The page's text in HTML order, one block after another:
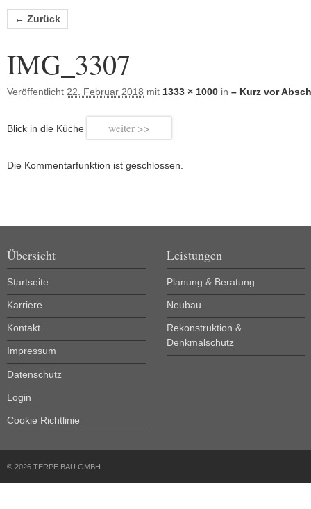
Bilder-Navigation
← Zurück
IMG_3307
Veröffentlicht 22. Februar 2018 mit 1333 × 1000 in – Kurz vor
Blick in die Küche weiter
Die Kommentarfunktion ist geschlossen.
Übersicht
Startseite
Karriere
Kontakt
Impressum
Datenschutz
Login
Cookie Richtlinie
Leistungen
Planung & Beratung
Neubau
Rekonstruktion &
Denkmalschutz
© 2026 TERPE BAU GMBH